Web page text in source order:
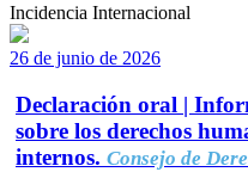
Incidencia Internacional
26 de junio de 2026
Declaración oral |
sobre los derechos
internos. Consejo de